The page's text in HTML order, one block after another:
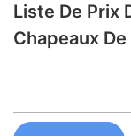
Liste De Prix
Chapeaux